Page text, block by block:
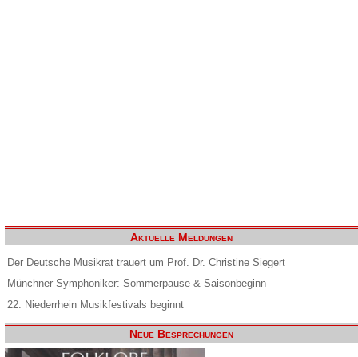
Aktuelle Meldungen
Der Deutsche Musikrat trauert um Prof. Dr. Christine Siegert
Münchner Symphoniker: Sommerpause & Saisonbeginn
22. Niederrhein Musikfestivals beginnt
Neue Besprechungen